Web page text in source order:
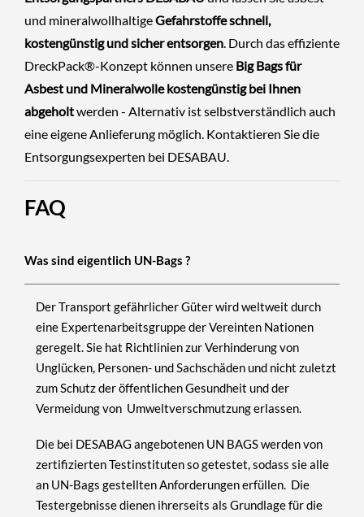
und mineralwollhaltigeGefahrstoffe schnell,
kostengünstig und sicher entsorgen. Durch das effiziente
DreckPack®-Konzept können unsere Big Bags für
Asbest und Mineralwolle kostengünstig bei Ihnen
abgeholtwerden - Alternativ ist selbstverständlich auch
eine eigene Anlieferung möglich. Kontaktieren Sie die
Entsorgungsexperten bei DESABAU.
FAQ
Was sind eigentlich UN-Bags ?
Der Transport gefährlicher Güter wird weltweit durch
eine Expertenarbeitsgruppe der Vereinten Nationen
geregelt. Sie hat Richtlinien zur Verhinderung von
Unglücken, Personen- und Sachschäden und nicht zuletzt
zum Schutz der öffentlichen Gesundheit und der
Vermeidung von Umweltverschmutzung erlassen.
Die bei DESABAG angebotenen UN BAGSwerden von
zertifizierten Testinstituten so getestet, sodass sie alle
an UN-Bags gestellten Anforderungen erfüllen. Die
Testergebnisse dienen ihrerseits als Grundlage für die